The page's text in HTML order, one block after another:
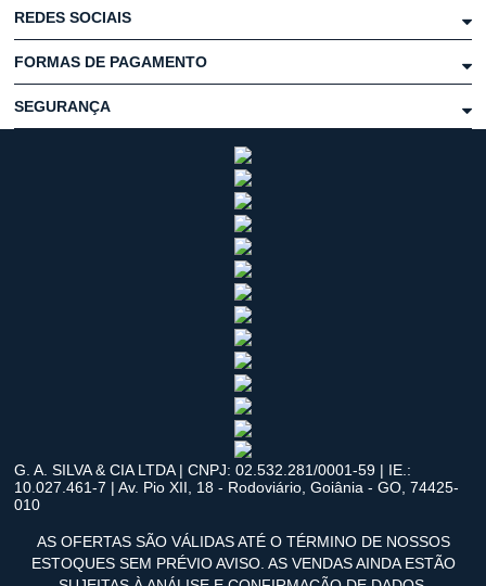
REDES SOCIAIS
FORMAS DE PAGAMENTO
SEGURANÇA
G. A. SILVA & CIA LTDA | CNPJ: 02.532.281/0001-59 | IE.:
10.027.461-7 | Av. Pio XII, 18 - Rodoviário, Goiânia - GO, 74425-
010
AS OFERTAS SÃO VÁLIDAS ATÉ O TÉRMINO DE NOSSOS
ESTOQUES SEM PRÉVIO AVISO. AS VENDAS AINDA ESTÃO